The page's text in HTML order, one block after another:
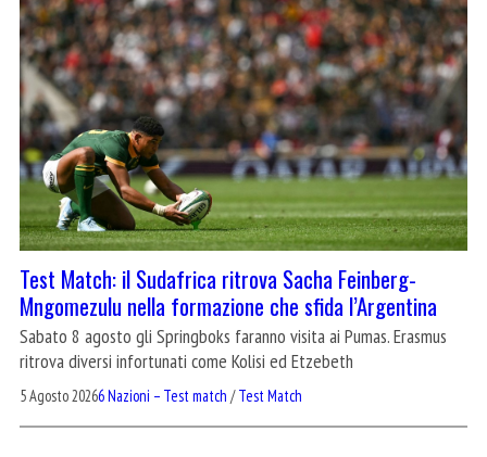
Test Match: il Sudafrica ritrova Sacha Feinberg-
Mngomezulu nella formazione che sfida l’Argentina
Sabato 8 agosto gli Springboks faranno visita ai Pumas. Erasmus
ritrova diversi infortunati come Kolisi ed Etzebeth
5 Agosto 20266 Nazioni – Test match /Test Match